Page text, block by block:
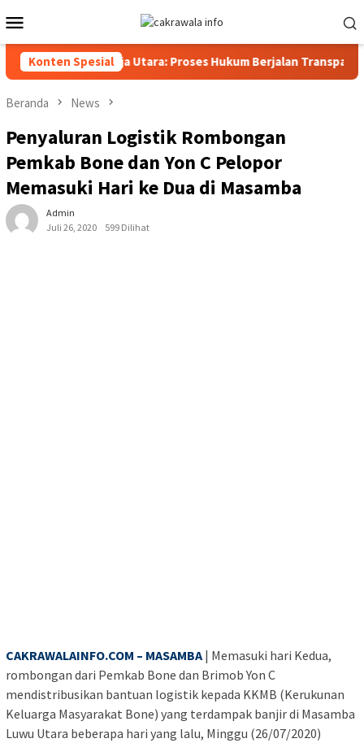
ke
kontenMobile
Konten Spesial
Polres Toraja Utara: Proses Hukum Berjalan Transparan
Beranda News
Penyaluran Logistik Rombongan
Pemkab Bone dan Yon C Pelopor
Memasuki Hari ke Dua di Masamba
Admin
Juli 26, 2020
599 Dilihat
CAKRAWALAINFO.COM – MASAMBA| Memasuki hari Kedua,
rombongan dari Pemkab Bone dan Brimob Yon C
mendistribusikan bantuan logistik kepada KKMB (Kerukunan
Keluarga Masyarakat Bone) yang terdampak banjir di Masamba
Luwu Utara beberapa hari yang lalu, Minggu (26/07/2020)